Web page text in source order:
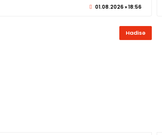
01.08.2026 » 18:56
Hadisə